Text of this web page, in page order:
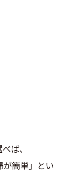
ば、
が簡単」とい